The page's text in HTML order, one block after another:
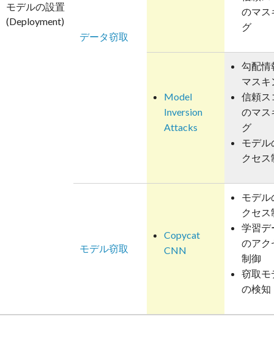
モデルの設置
(Deployment)
データ窃取
のマス
グ
Model
Inversion
Attacks
勾配情
マスキ
信頼ス
のマス
グ
モデル
クセス
モデル窃取
Copycat
CNN
モデル
クセス
学習デ
のアク
制御
窃取モ
の検知